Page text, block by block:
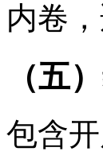
内卷
（五
包含